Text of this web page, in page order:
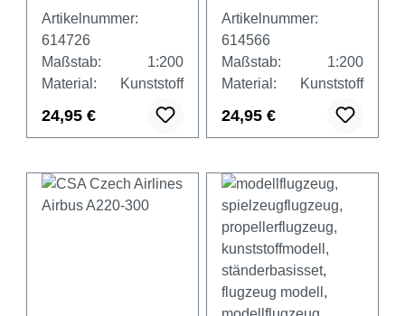
Artikelnummer:
614726
Maßstab:
1:200
Material:
Kunststoff
24,95 €
Artikelnummer:
614566
Maßstab:
1:200
Material:
Kunststoff
24,95 €